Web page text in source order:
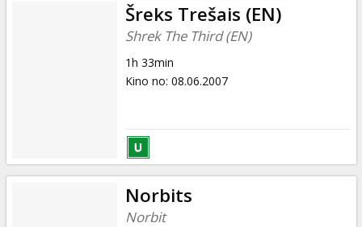
Šreks Trešais (EN)
Shrek The Third (EN)
1h 33min
Kino no: 08.06.2007
Norbits
Norbit